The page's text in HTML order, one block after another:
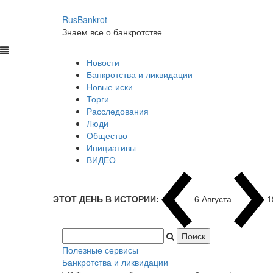
RusBankrot
Знаем все о банкротстве
Новости
Банкротства и ликвидации
Новые иски
Торги
Расследования
Люди
Общество
Инициативы
ВИДЕО
ЭТОТ ДЕНЬ В ИСТОРИИ: 6 Августа
Полезные сервисы
Банкротства и ликвидации